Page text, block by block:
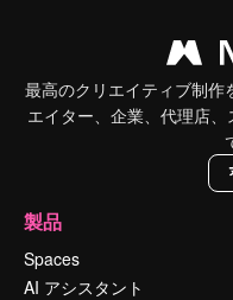
最高のクリエイティブ制作
エイター、企業、代理店
製品
Spaces
AI アシスタント